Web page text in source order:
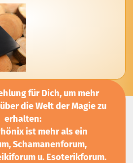
für Dich, um mehr
die Welt der Magie zu
erhalten:
ist mehr als ein
Schamanenforum,
u. Esoterikforum.